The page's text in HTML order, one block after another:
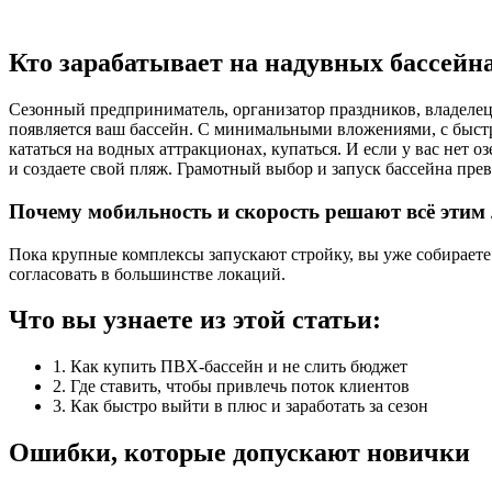
Кто зарабатывает на надувных
Сезонный предприниматель, организатор праздников,
появляется ваш бассейн. С минимальными вложениями, с
кататься на водных аттракционах, купаться. И если у вас нет
и создаете свой пляж. Грамотный выбор и запуск бассейна
Почему мобильность и скорость решают всё этим
Пока крупные комплексы запускают стройку, вы уже
согласовать в большинстве локаций.
Что вы узнаете из этой статьи:
1. Как купить ПВХ-бассейн и не слить бюджет
2. Где ставить, чтобы привлечь поток клиентов
3. Как быстро выйти в плюс и заработать за сезон
Ошибки, которые допускают новички